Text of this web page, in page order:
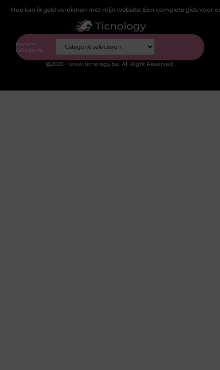
Hoe kan ik geld verdienen met mijn website: Een complete gids voor
Bericht
categorie
@2025 - www.ticnology.be. All Right Reserved.